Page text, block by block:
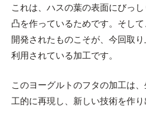
これは、ハスの葉の表面にびっ
凸を作っているためです。そし
開発されたものこそが、今回取
利用されている加工です。
このヨーグルトのフタの加工は
工的に再現し、新しい技術を作